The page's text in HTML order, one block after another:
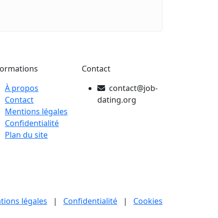
À propos
Contact
Mentions légales
Confidentialité
Plan du site
Contact
contact@job-
dating.org
légales | Confidentialité | Cookies